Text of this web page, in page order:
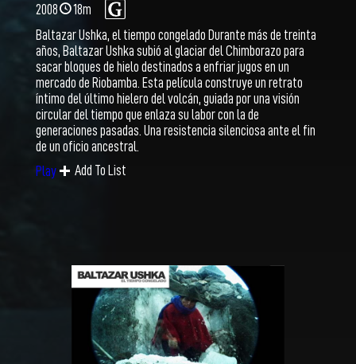
2008
18m
Baltazar Ushka, el tiempo congelado Durante más de treinta
años, Baltazar Ushka subió al glaciar del Chimborazo para
sacar bloques de hielo destinados a enfriar jugos en un
mercado de Riobamba. Esta película construye un retrato
íntimo del último hielero del volcán, guiada por una visión
circular del tiempo que enlaza su labor con la de
generaciones pasadas. Una resistencia silenciosa ante el fin
de un oficio ancestral.
Play
Add To List